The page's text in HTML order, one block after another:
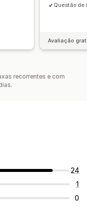
Questão de
Avaliação
recorrentes e com
24
1
0